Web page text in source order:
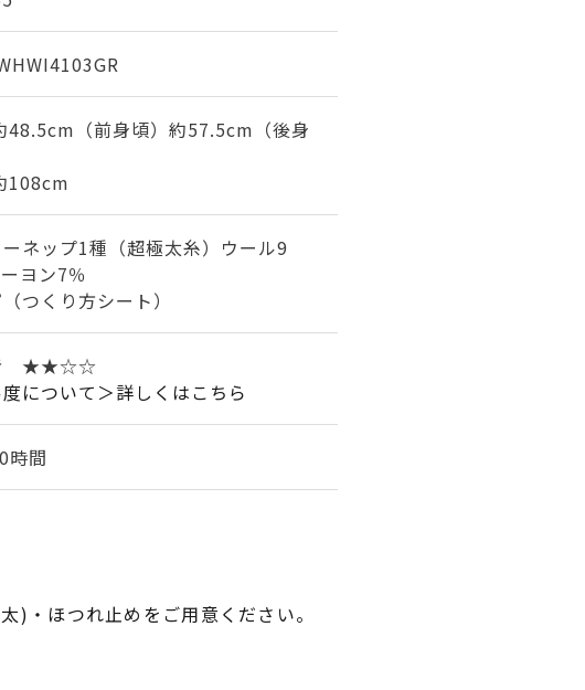
48.5cm（前身頃）約57.5cm（後身
108cm
ネップ1種（超極太糸）ウール9
ヨン7％
つくり方シート）
★★☆☆
について＞詳しくはこちら
時間
・ほつれ止めをご用意ください。